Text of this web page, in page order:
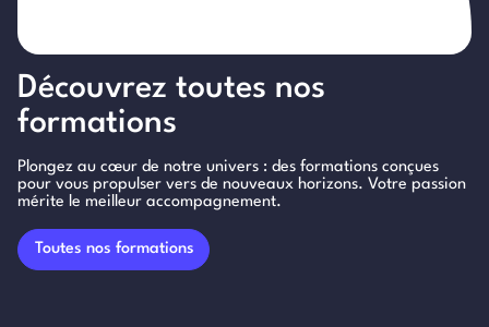
Découvrez toutes nos
formations
Plongez au cœur de notre univers : des formations conçues
pour vous propulser vers de nouveaux horizons. Votre passion
mérite le meilleur accompagnement.
Toutes nos formations